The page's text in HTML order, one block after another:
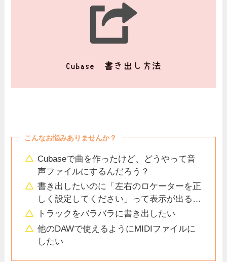
こんなお悩みありませんか？
Cubaseで曲を作ったけど、どうやって音
声ファイルにするんだろう？
書き出したいのに「左右のロケーターを正
しく設定してください」って表示が出る…
トラックをバラバラに書き出したい
他のDAWで使えるようにMIDIファイルに
したい